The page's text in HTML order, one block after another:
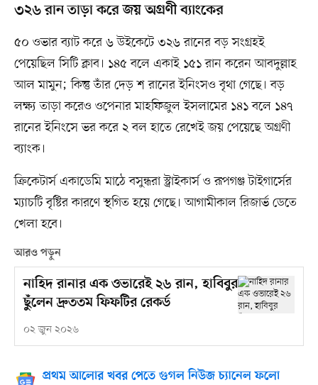
৩২৬ রান তাড়া করে জয় অগ্রণী ব্যাংকের
৫০ ওভার ব্যাট করে ৬ উইকেটে ৩২৬ রানের বড় সংগ্রহই
পেয়েছিল সিটি ক্লাব। ১৪৫ বলে একাই ১৫১ রান করেন আবদুল্লাহ
আল মামুন; কিন্তু তাঁর দেড় শ রানের ইনিংসও বৃথা গেছে। বড়
লক্ষ্য তাড়া করেও ওপেনার মাহফিজুল ইসলামের ১৪১ বলে ১৪৭
রানের ইনিংসে ভর করে ২ বল হাতে রেখেই জয় পেয়েছে অগ্রণী
ব্যাংক।
ক্রিকেটার্স একাডেমি মাঠে বসুন্ধরা স্ট্রাইকার্স ও রূপগঞ্জ টাইগার্সের
ম্যাচটি বৃষ্টির কারণে স্থগিত হয়ে গেছে। আগামীকাল রিজার্ভ ডেতে
খেলা হবে।
আরও পড়ুন
নাহিদ রানার এক ওভারেই ২৬ রান, হাবিবুর
ছুঁলেন দ্রুততম ফিফটির রেকর্ড
০২ জুন ২০২৬
প্রথম আলোর খবর পেতে গুগল নিউজ চ্যানেল ফলো